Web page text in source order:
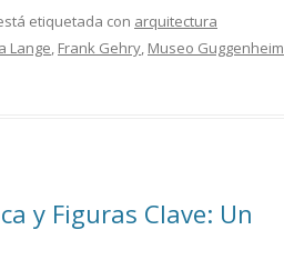
etiquetada con arquitectura
Lange, Frank Gehry, Museo Guggenheim
y Figuras Clave: Un